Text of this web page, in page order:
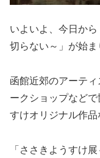
いよいよ、今日か
切らない～」が始ま
函館近郊のアーテ
ークショップなど
すけオリジナル作品
「ささきようすけ